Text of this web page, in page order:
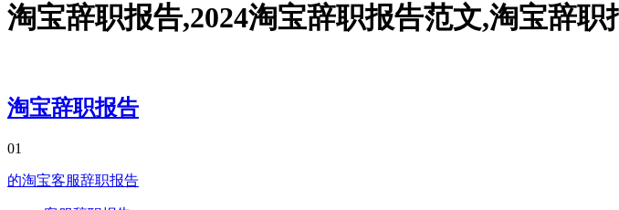
淘宝辞职报告,2024淘宝辞职报告范文,淘宝辞职
淘宝辞职报告
01
的淘宝客服辞职报告